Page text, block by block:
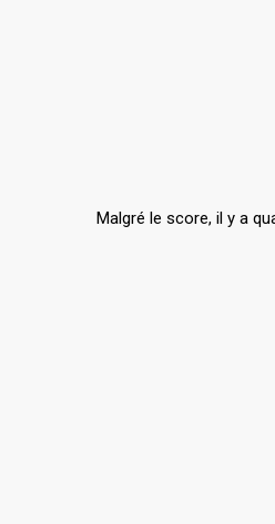
Malgré le score, il y a